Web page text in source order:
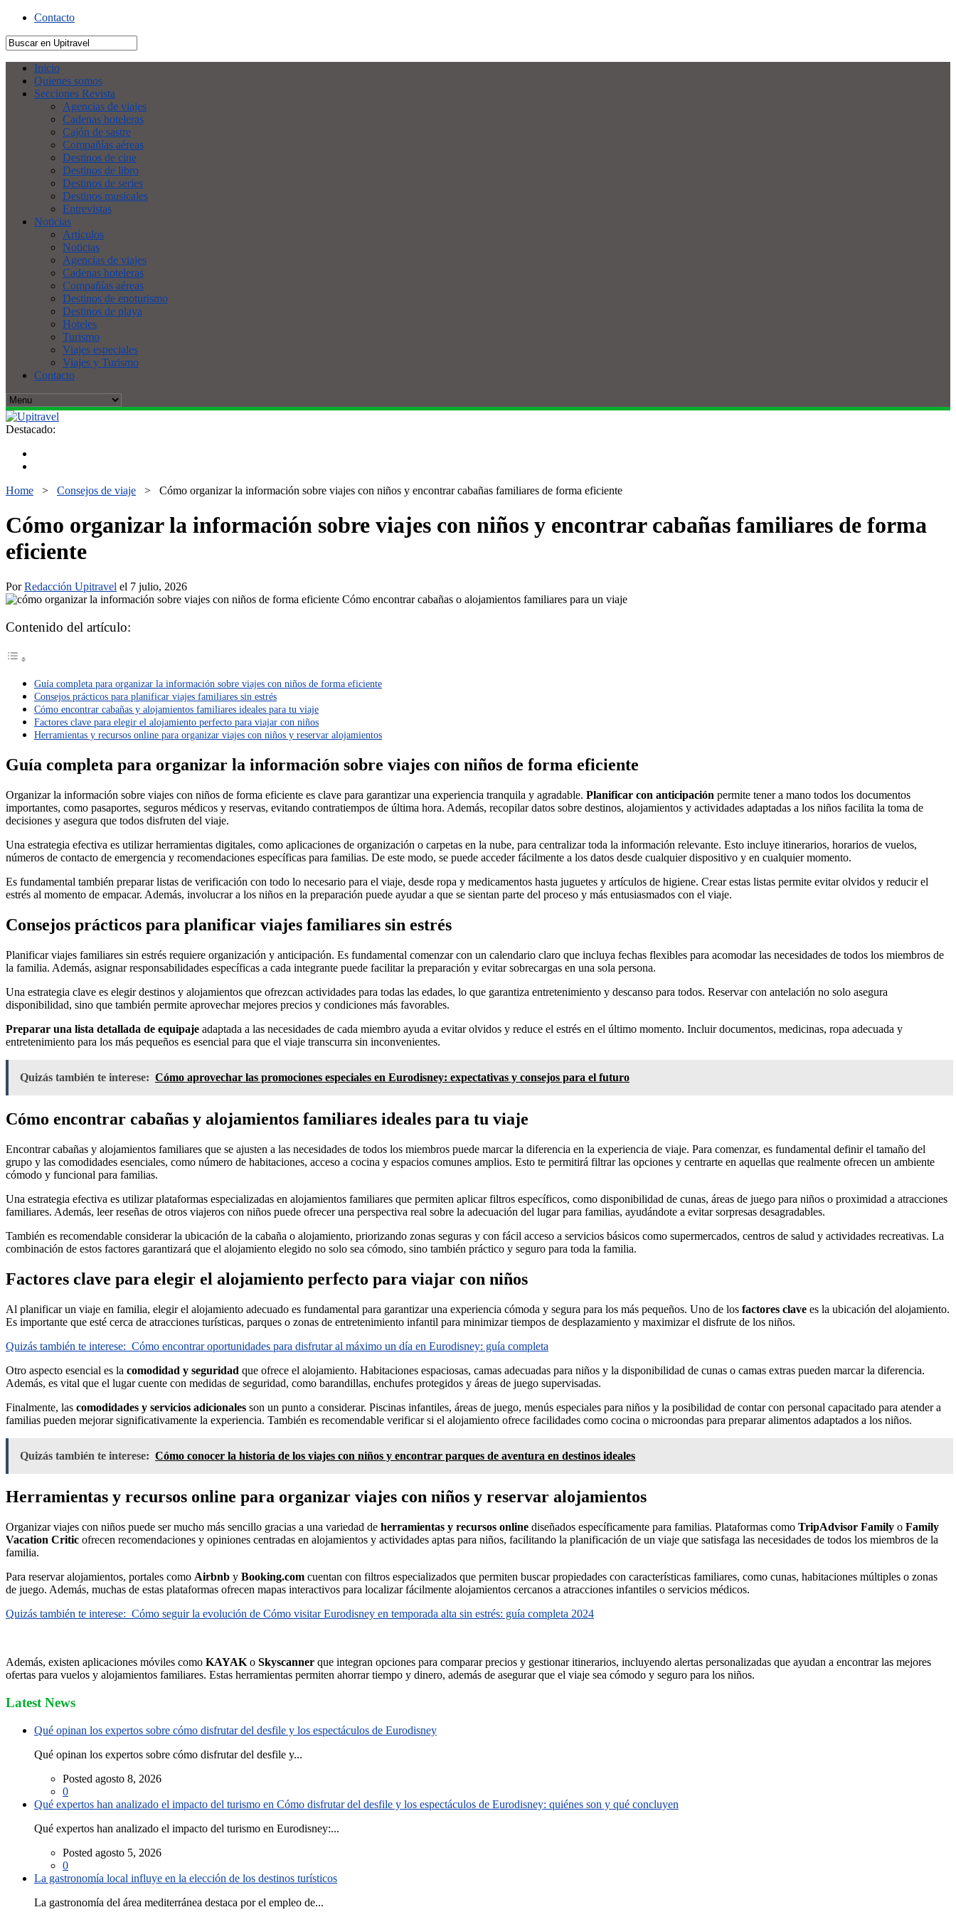
Contacto
Inicio
Quienes somos
Secciones Revista
Agencias de viajes
Cadenas hoteleras
Cajón de sastre
Compañías aéreas
Destinos de cine
Destinos de libro
Destinos de series
Destinos musicales
Entrevistas
Noticias
Artículos
Noticias
Agencias de viajes
Cadenas hoteleras
Compañías aéreas
Destinos de enoturismo
Destinos de playa
Hoteles
Turismo
Viajes especiales
Viajes y Turismo
Contacto
Destacado:
Home > Consejos de viaje > Cómo organizar la información sobre viajes con niños y encontrar cabañas familiares de forma eficiente
Cómo organizar la información sobre viajes con niños y encontrar cabañas familiares de forma
eficiente
PorRedacción Upitravel el 7 julio, 2026
Contenido del artículo:
Guía completa para organizar la información sobre viajes con niños de forma eficiente
Consejos prácticos para planificar viajes familiares sin estrés
Cómo encontrar cabañas y alojamientos familiares ideales para tu viaje
Factores clave para elegir el alojamiento perfecto para viajar con niños
Herramientas y recursos online para organizar viajes con niños y reservar alojamientos
Guía completa para organizar la información sobre viajes con niños de forma eficiente
Organizar la información sobre viajes con niños de forma eficiente es clave para garantizar una experiencia tranquila y agradable. Planificar con anticipación permite tener a mano todos los documentos
importantes, como pasaportes, seguros médicos y reservas, evitando contratiempos de última hora. Además, recopilar datos sobre destinos, alojamientos y actividades adaptadas a los niños facilita la toma de
decisiones y asegura que todos disfruten del viaje.
Una estrategia efectiva es utilizar herramientas digitales, como aplicaciones de organización o carpetas en la nube, para centralizar toda la información relevante. Esto incluye itinerarios, horarios de vuelos,
números de contacto de emergencia y recomendaciones específicas para familias. De este modo, se puede acceder fácilmente a los datos desde cualquier dispositivo y en cualquier momento.
Es fundamental también preparar listas de verificación con todo lo necesario para el viaje, desde ropa y medicamentos hasta juguetes y artículos de higiene. Crear estas listas permite evitar olvidos y reducir el
estrés al momento de empacar. Además, involucrar a los niños en la preparación puede ayudar a que se sientan parte del proceso y más entusiasmados con el viaje.
Consejos prácticos para planificar viajes familiares sin estrés
Planificar viajes familiares sin estrés requiere organización y anticipación. Es fundamental comenzar con un calendario claro que incluya fechas flexibles para acomodar las necesidades de todos los miembros de
la familia. Además, asignar responsabilidades específicas a cada integrante puede facilitar la preparación y evitar sobrecargas en una sola persona.
Una estrategia clave es elegir destinos y alojamientos que ofrezcan actividades para todas las edades, lo que garantiza entretenimiento y descanso para todos. Reservar con antelación no solo asegura
disponibilidad, sino que también permite aprovechar mejores precios y condiciones más favorables.
Preparar una lista detallada de equipaje adaptada a las necesidades de cada miembro ayuda a evitar olvidos y reduce el estrés en el último momento. Incluir documentos, medicinas, ropa adecuada y
entretenimiento para los más pequeños es esencial para que el viaje transcurra sin inconvenientes.
Quizás también te interese: Cómo aprovechar las promociones especiales en Eurodisney: expectativas y consejos para el futuro
Cómo encontrar cabañas y alojamientos familiares ideales para tu viaje
Encontrar cabañas y alojamientos familiares que se ajusten a las necesidades de todos los miembros puede marcar la diferencia en la experiencia de viaje. Para comenzar, es fundamental definir el tamaño del
grupo y las comodidades esenciales, como número de habitaciones, acceso a cocina y espacios comunes amplios. Esto te permitirá filtrar las opciones y centrarte en aquellas que realmente ofrecen un ambiente
cómodo y funcional para familias.
Una estrategia efectiva es utilizar plataformas especializadas en alojamientos familiares que permiten aplicar filtros específicos, como disponibilidad de cunas, áreas de juego para niños o proximidad a atracciones
familiares. Además, leer reseñas de otros viajeros con niños puede ofrecer una perspectiva real sobre la adecuación del lugar para familias, ayudándote a evitar sorpresas desagradables.
También es recomendable considerar la ubicación de la cabaña o alojamiento, priorizando zonas seguras y con fácil acceso a servicios básicos como supermercados, centros de salud y actividades recreativas. La
combinación de estos factores garantizará que el alojamiento elegido no solo sea cómodo, sino también práctico y seguro para toda la familia.
Factores clave para elegir el alojamiento perfecto para viajar con niños
Al planificar un viaje en familia, elegir el alojamiento adecuado es fundamental para garantizar una experiencia cómoda y segura para los más pequeños. Uno de los factores clave es la ubicación del alojamiento.
Es importante que esté cerca de atracciones turísticas, parques o zonas de entretenimiento infantil para minimizar tiempos de desplazamiento y maximizar el disfrute de los niños.
Quizás también te interese: Cómo encontrar oportunidades para disfrutar al máximo un día en Eurodisney: guía completa
Otro aspecto esencial es la comodidad y seguridad que ofrece el alojamiento. Habitaciones espaciosas, camas adecuadas para niños y la disponibilidad de cunas o camas extras pueden marcar la diferencia.
Además, es vital que el lugar cuente con medidas de seguridad, como barandillas, enchufes protegidos y áreas de juego supervisadas.
Finalmente, las comodidades y servicios adicionales son un punto a considerar. Piscinas infantiles, áreas de juego, menús especiales para niños y la posibilidad de contar con personal capacitado para atender a
familias pueden mejorar significativamente la experiencia. También es recomendable verificar si el alojamiento ofrece facilidades como cocina o microondas para preparar alimentos adaptados a los niños.
Quizás también te interese: Cómo conocer la historia de los viajes con niños y encontrar parques de aventura en destinos ideales
Herramientas y recursos online para organizar viajes con niños y reservar alojamientos
Organizar viajes con niños puede ser mucho más sencillo gracias a una variedad de herramientas y recursos online diseñados específicamente para familias. Plataformas como TripAdvisor Family o Family
Vacation Critic ofrecen recomendaciones y opiniones centradas en alojamientos y actividades aptas para niños, facilitando la planificación de un viaje que satisfaga las necesidades de todos los miembros de la
familia.
Para reservar alojamientos, portales como Airbnb y Booking.com cuentan con filtros especializados que permiten buscar propiedades con características familiares, como cunas, habitaciones múltiples o zonas
de juego. Además, muchas de estas plataformas ofrecen mapas interactivos para localizar fácilmente alojamientos cercanos a atracciones infantiles o servicios médicos.
Quizás también te interese: Cómo seguir la evolución de Cómo visitar Eurodisney en temporada alta sin estrés: guía completa 2024
Además, existen aplicaciones móviles como KAYAK o Skyscanner que integran opciones para comparar precios y gestionar itinerarios, incluyendo alertas personalizadas que ayudan a encontrar las mejores
ofertas para vuelos y alojamientos familiares. Estas herramientas permiten ahorrar tiempo y dinero, además de asegurar que el viaje sea cómodo y seguro para los niños.
Latest News
Qué opinan los expertos sobre cómo disfrutar del desfile y los espectáculos de Eurodisney
Qué opinan los expertos sobre cómo disfrutar del desfile y...
Posted agosto 8, 2026
0
Qué expertos han analizado el impacto del turismo en Cómo disfrutar del desfile y los espectáculos de Eurodisney: quiénes son y qué concluyen
Qué expertos han analizado el impacto del turismo en Eurodisney:...
Posted agosto 5, 2026
0
La gastronomía local influye en la elección de los destinos turísticos
La gastronomía del área mediterránea destaca por el empleo de...